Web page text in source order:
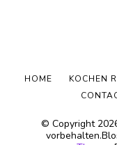
© Copyright
vorbehalten.
HOME KOCHEN